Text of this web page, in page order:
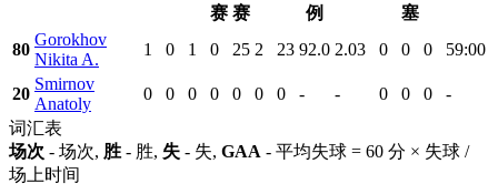
赛 赛
例
塞
80
Gorokhov
Nikita A.
1 0 1 0 25 2 23 92.0 2.03 0 0 0 59:00
20
Smirnov
Anatoly
0 0 0 0 0 0 0 - - 0 0 0
-
词汇表
场次 - 场次, 胜 - 胜, 失 - 失, GAA - 平均失球 = 60 分 × 失球 /
场上时间